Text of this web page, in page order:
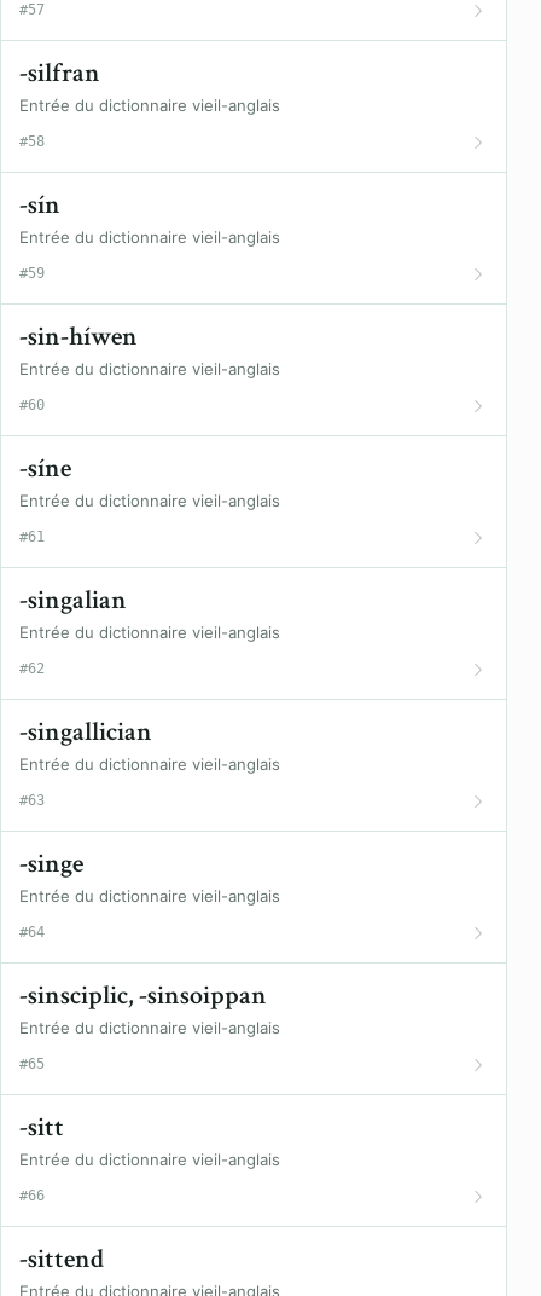
#57
-silfran
Entrée du dictionnaire vieil-anglais
#58
-sín
Entrée du dictionnaire vieil-anglais
#59
-sin-híwen
Entrée du dictionnaire vieil-anglais
#60
-síne
Entrée du dictionnaire vieil-anglais
#61
-singalian
Entrée du dictionnaire vieil-anglais
#62
-singallician
Entrée du dictionnaire vieil-anglais
#63
-singe
Entrée du dictionnaire vieil-anglais
#64
-sinsciplic, -sinsoippan
Entrée du dictionnaire vieil-anglais
#65
-sitt
Entrée du dictionnaire vieil-anglais
#66
-sittend
Entrée du dictionnaire vieil-anglais